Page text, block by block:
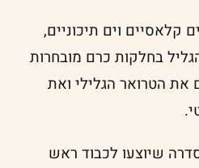
קלאסיים וים תיכוניים,
בחלקות כרם מובחרות
את הטרואר הגלילי ואת
שיוצעו לכבוד ראש